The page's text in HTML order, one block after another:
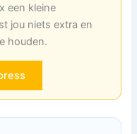
een kleine
jou niets extra en
houden.